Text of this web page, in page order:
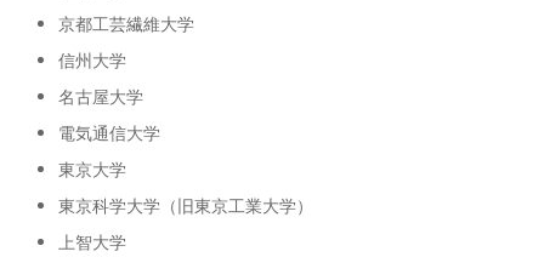
京都工芸繊維大学
信州大学
名古屋大学
電気通信大学
東京大学
東京科学大学（旧東京工業大学）
上智大学